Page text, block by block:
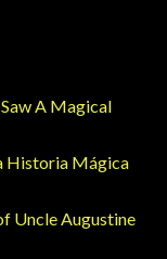
Saw A Magical
Historia Mágica
Uncle Augustine